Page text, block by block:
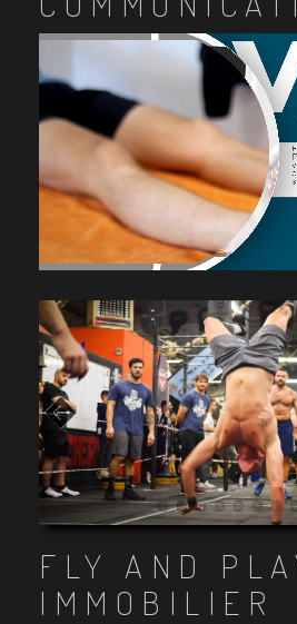
Item 1
Item 2
Item 3
Item 4
Item
FLY AND
IMMOBILIER